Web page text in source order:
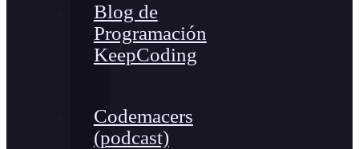
Blog de
Programación
KeepCoding
Codemacers
(podcast)